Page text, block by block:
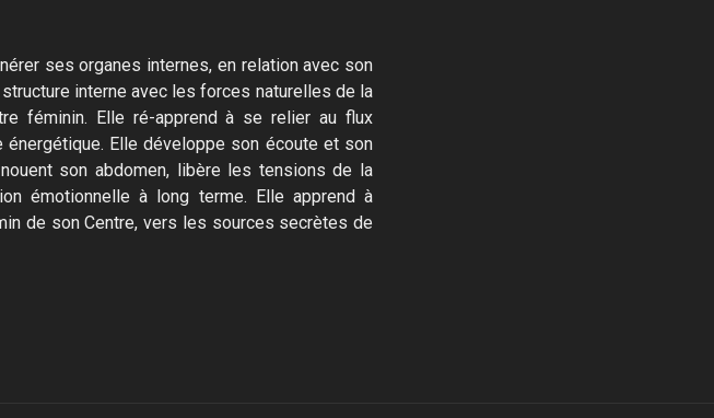
ses organes internes, en relation avec son
interne avec les forces naturelles de la
féminin. Elle ré-apprend à se relier au flux
Elle développe son écoute et son
son abdomen, libère les tensions de la
émotionnelle à long terme. Elle apprend à
de son Centre, vers les sources secrètes de